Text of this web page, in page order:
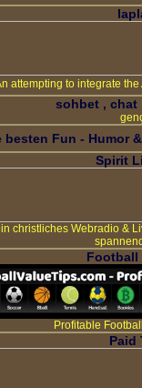
attempting to integrate the
sohbet , chat
besten Fun - Humor
Spirit
christliches Webradio &
Football
Profitable
Paid